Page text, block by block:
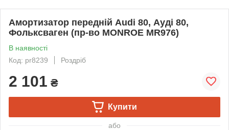
Амортизатор передній Audi 80, Ауді 80,
Фольксваген (пр-во MONROE MR976)
В наявності
Код: pr8239
Роздріб
2 101 ₴
Купити
або